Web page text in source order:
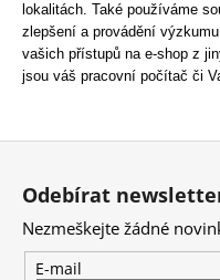
lokalitách. Také používáme
zlepšení a provádění
vašich přístupů na e-shop z
jsou váš pracovní počítač či
Odebírat
Nezmeškejte žádné
E-mail